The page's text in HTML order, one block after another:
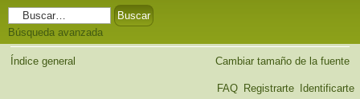
Búsqueda avanzada
Índice general Cambiar tamaño de la fuente
FAQ Registrarte Identificarte